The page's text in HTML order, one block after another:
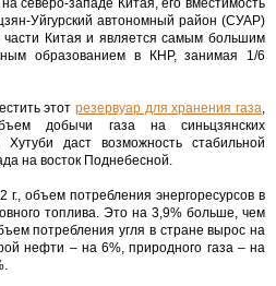
северо-западе Китая, его вместимость
Уйгурский автономный район (СУАР)
Китая и является самым большим
образованием в КНР, занимая 1/6
этот резервуар для хранения газа,
добычи газа на синьцзянских
даст возможность стабильной
на восток Поднебесной.
объем потребления энергоресурсов в
топлива. Это на 3,9% больше, чем
потребления угля в стране вырос на
нефти – на 6%, природного газа – на